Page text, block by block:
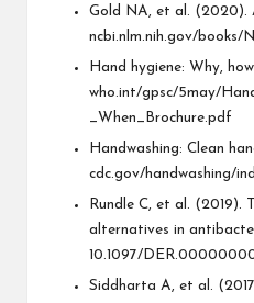
Gold NA, et al. (2020).
ncbi.nlm.nih.gov/books/
Hand hygiene: Why,
who.int/gpsc/5may/
_When_Brochure.pdf
Handwashing: Clean
cdc.gov/handwashing/
Rundle C, et al. (2019).
alternatives in
10.1097/
Siddharta A, et al.